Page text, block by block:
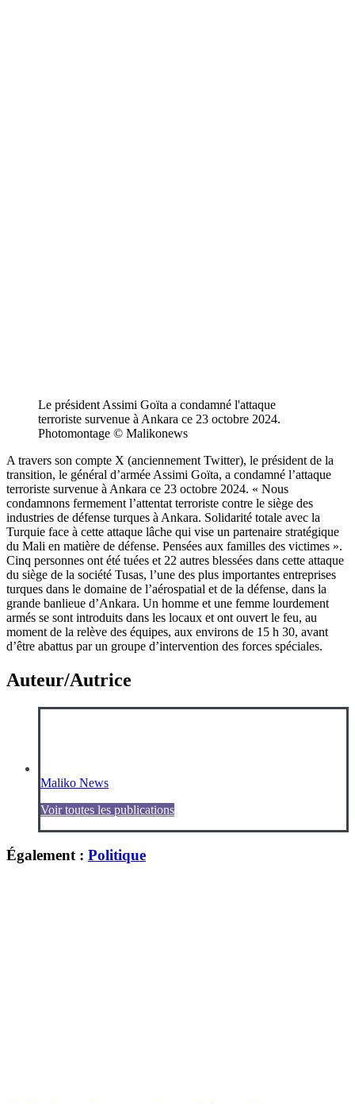
Le président Assimi Goïta a condamné l'attaque
terroriste survenue à Ankara ce 23 octobre 2024.
Photomontage © Malikonews
A travers son compte X (anciennement Twitter), le président de la
transition, le général d’armée Assimi Goïta, a condamné l’attaque
terroriste survenue à Ankara ce 23 octobre 2024. « Nous
condamnons fermement l’attentat terroriste contre le siège des
industries de défense turques à Ankara. Solidarité totale avec la
Turquie face à cette attaque lâche qui vise un partenaire stratégique
du Mali en matière de défense. Pensées aux familles des victimes ».
Cinq personnes ont été tuées et 22 autres blessées dans cette attaque
du siège de la société Tusas, l’une des plus importantes entreprises
turques dans le domaine de l’aérospatial et de la défense, dans la
grande banlieue d’Ankara. Un homme et une femme lourdement
armés se sont introduits dans les locaux et ont ouvert le feu, au
moment de la relève des équipes, aux environs de 15 h 30, avant
d’être abattus par un groupe d’intervention des forces spéciales.
Auteur/Autrice
Maliko News
Voir toutes les publications
Également : Politique